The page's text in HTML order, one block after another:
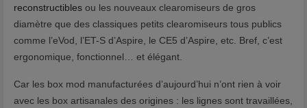
reconstructibles ou les nouveaux clearomiseurs de gros
diamètre que des classiques petits clearomiseurs tous publics
comme l’eVod, l’ET-S d’Aspire, le CE5 d’Aspire, etc. Bref, c’est
ergonomique, fonctionnel… et élégant.
Car les box mod manufacturées d’aujourd’hui n’ont rien à voir
avec les box artisanales des origines : les lignes sont travaillées,